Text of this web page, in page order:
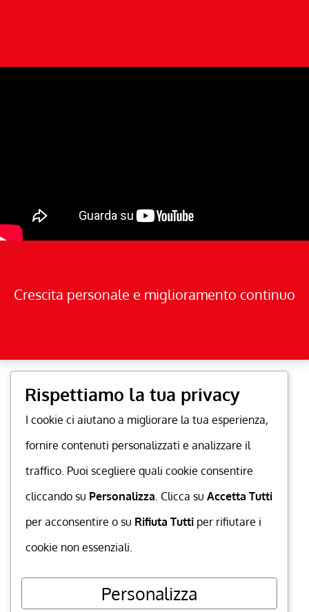
Crescita personale e miglioramento continuo
Rispettiamo la tua privacy
I cookie ci aiutano a migliorare la tua esperienza,
fornire contenuti personalizzati e analizzare il
traffico. Puoi scegliere quali cookie consentire
cliccando su Personalizza. Clicca su Accetta Tutti
per acconsentire o su Rifiuta Tutti per rifiutare i
cookie non essenziali.
Personalizza